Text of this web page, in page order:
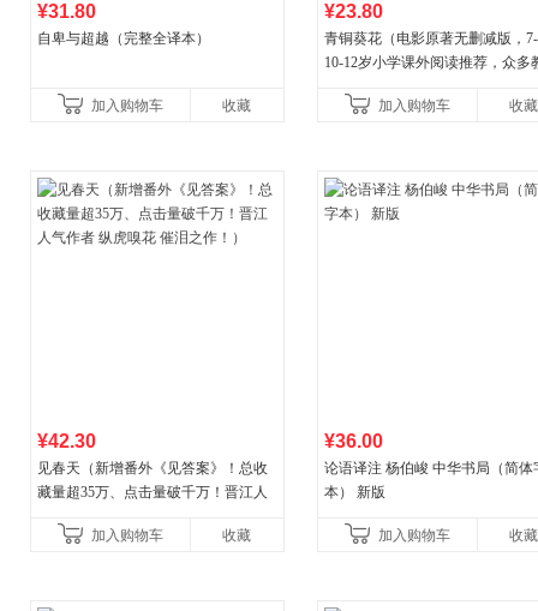
¥31.80
自卑与超越（完整全译本）
加入购物车 收藏
¥23.80
青铜葵花（电影原著无删减版，
10-12岁小学课外阅读推荐，众多
加入购物车
收藏
¥42.30
见春天（新增番外《见答案》！总收
藏量超35万、点击量破千万！晋江人
加入购物车
收藏
¥36.00
论语译注 杨伯峻 中华书局（简体
本） 新版
加入购物车 收藏